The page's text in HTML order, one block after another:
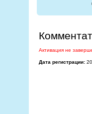
Активация не
Дата регистрации: